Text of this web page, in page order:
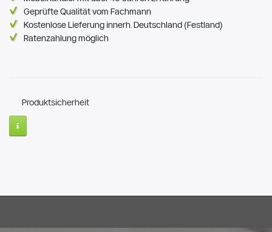
Geprüfte Qualität vom Fachmann
Kostenlose Lieferung innerh. Deutschland (Festland)
Ratenzahlung möglich
Produktsicherheit